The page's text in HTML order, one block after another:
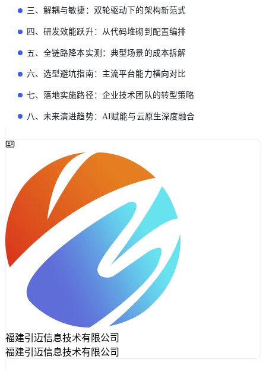
三、解耦与敏捷：双轮驱动下的架构新范式
四、研发效能跃升：从代码堆砌到配置编排
五、全链路降本实测：典型场景的成本拆解
六、选型避坑指南：主流平台能力横向对比
七、落地实施路径：企业技术团队的转型策略
八、未来演进趋势：AI赋能与云原生深度融合
福建引迈信息技术有限公司
福建引迈信息技术有限公司